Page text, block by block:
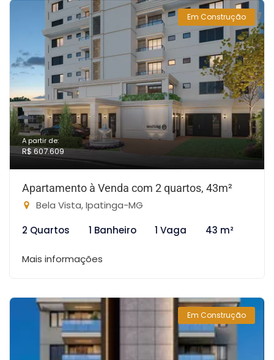
Em Construção
A partir de:
R$ 607.609
Apartamento à Venda com 2 quartos, 43m²
Bela Vista, Ipatinga-MG
2 Quartos
1 Banheiro 1 Vaga 43 m²
Mais informações
Em Construção